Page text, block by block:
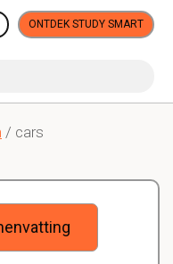
ONTDEK STUDY SMART
/ cars